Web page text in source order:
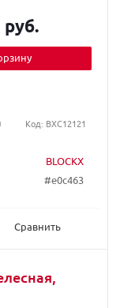
BLOCKX
#e0c463
Сравнить
руб.
Код: BXC12121